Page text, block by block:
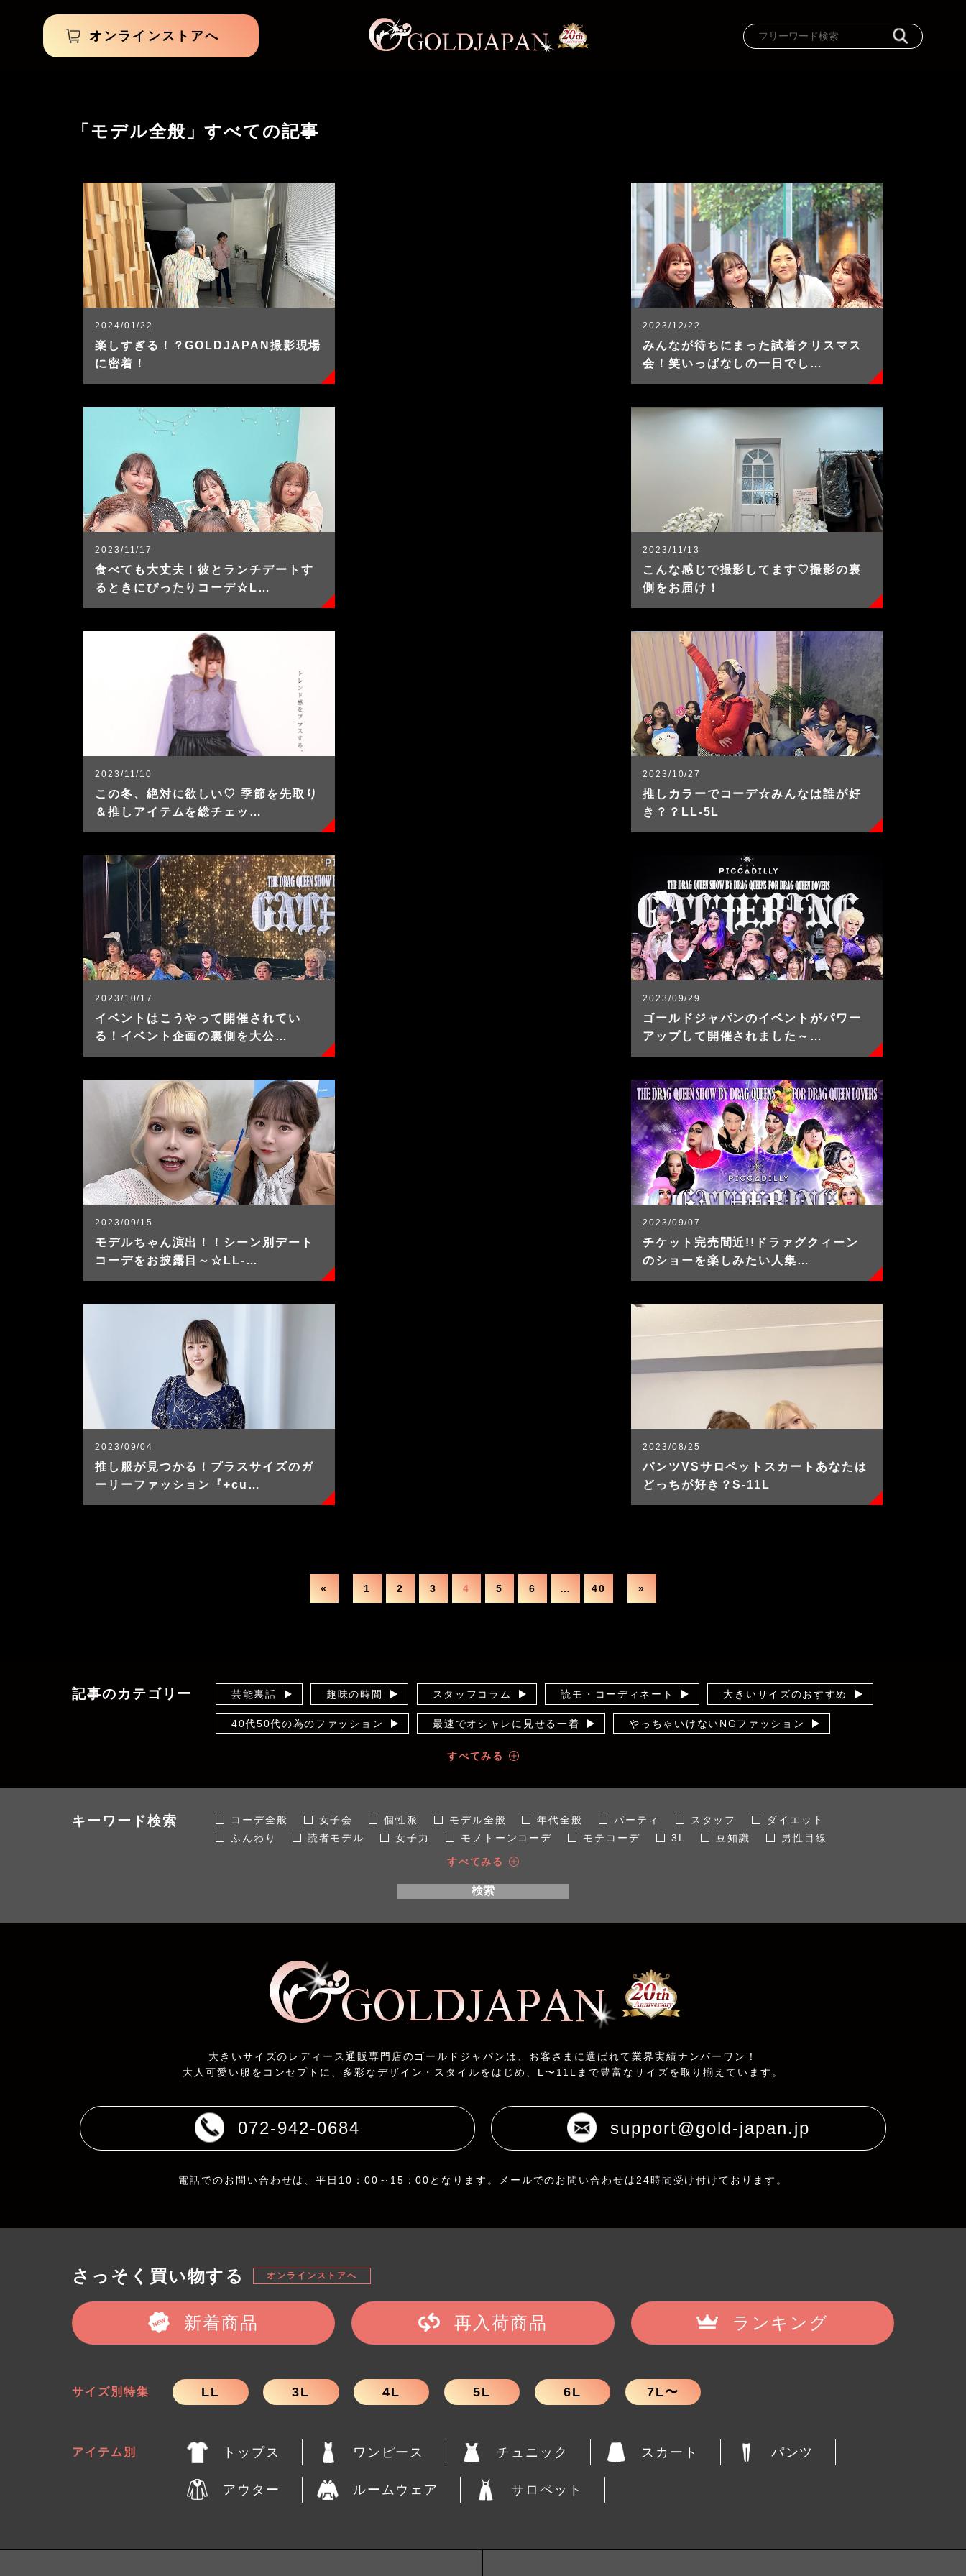
オンラインストアへ
「モデル全般」すべての記事
2024/01/22
楽しすぎる！？GOLDJAPAN撮影現場
に密着！
2023/12/22
みんなが待ちにまった試着クリスマス
会！笑いっぱなしの一日でし…
2023/11/17
食べても大丈夫！彼とランチデートす
るときにぴったりコーデ☆L…
2023/11/13
こんな感じで撮影してます♡撮影の裏
側をお届け！
2023/11/10
この冬、絶対に欲しい♡ 季節を先取り
＆推しアイテムを総チェッ…
2023/10/27
推しカラーでコーデ☆みんなは誰が好
き？？LL-5L
2023/10/17
イベントはこうやって開催されてい
る！イベント企画の裏側を大公…
2023/09/29
ゴールドジャパンのイベントがパワー
アップして開催されました～…
2023/09/15
モデルちゃん演出！！シーン別デート
コーデをお披露目～☆LL-…
2023/09/07
チケット完売間近!!ドラァグクィーン
のショーを楽しみたい人集…
2023/09/04
推し服が見つかる！プラスサイズのガ
ーリーファッション『+cu…
2023/08/25
パンツVSサロペットスカートあなたは
どっちが好き？S-11L
« 1 2 3 4 5 6 … 40 »
記事のカテゴリー 芸能裏話 趣味の時間 スタッフコラム 読モ・コーディネート 大きいサイズのおすすめ
40代50代の為のファッション 最速でオシャレに見せる一着 やっちゃいけないNGファッション
知って得する！カラー講座
すべてみる
キーワード検索 コーデ全般 女子会 個性派 モデル全般 年代全般 パーティ スタッフ
ダイエット
ふんわり
読者モデル 女子力 モノトーンコーデ モテコーデ 3L 豆知識
男性目線
手入れ/洋服ケア
マストバイ
すべてみる
検索
大きいサイズのレディース通販専門店のゴールドジャパンは、お客さまに選ばれて業界実績ナンバーワン！
大人可愛い服をコンセプトに、多彩なデザイン・スタイルをはじめ、L〜11Lまで豊富なサイズを取り揃えています。
072-942-0684 support@gold-japan.jp
電話でのお問い合わせは、平日10：00～15：00となります。メールでのお問い合わせは24時間受け付けております。
さっそく買い物する オンラインストアへ
新着商品 再入荷商品 ランキング
サイズ別特集 LL 3L 4L 5L 6L 7L〜
アイテム別 トップス ワンピース チュニック スカート パンツ
アウター ルームウェア サロペット